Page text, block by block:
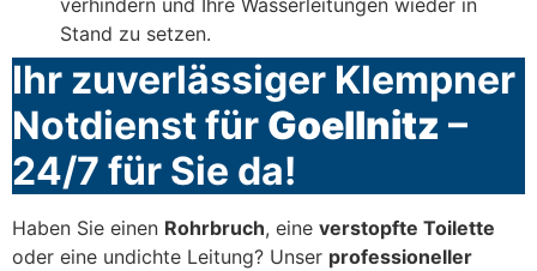
Stand zu setzen.
Ihr zuverlässiger Klempner
Notdienst für Goellnitz –
24/7 für Sie da!
Haben Sie einen Rohrbruch, eine verstopfte Toilette
oder eine undichte Leitung? Unser professioneller